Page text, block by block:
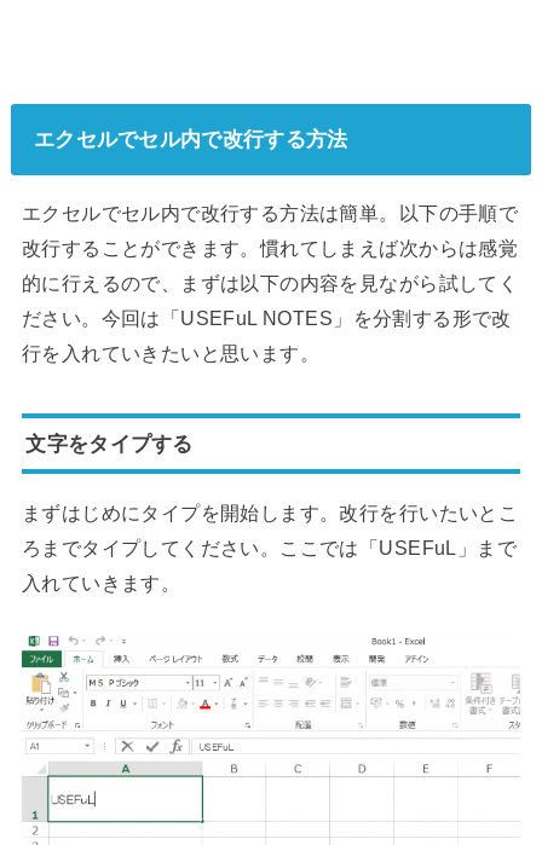
エクセルでセル内で改行する方法
エクセルでセル内で改行する方法は簡単。以下の手順で
改行することができます。慣れてしまえば次からは感覚
的に行えるので、まずは以下の内容を見ながら試してく
ださい。今回は「USEFuL NOTES」を分割する形で改
行を入れていきたいと思います。
文字をタイプする
まずはじめにタイプを開始します。改行を行いたいとこ
ろまでタイプしてください。ここでは「USEFuL」まで
入れていきます。